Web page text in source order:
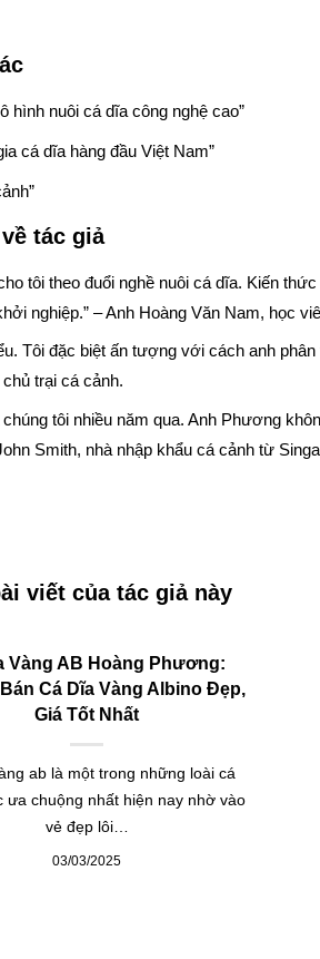
hình nuôi cá dĩa công nghệ cao”
cá dĩa hàng đầu Việt Nam”
tác giả
tôi theo đuổi nghề nuôi cá dĩa. Kiến
nghiệp.” – Anh Hoàng Văn Nam, học
Tôi đặc biệt ấn tượng với cách anh
trại cá cảnh.
tôi nhiều năm qua. Anh Phương
Smith, nhà nhập khẩu cá cảnh từ
viết của tác giả này
Vàng AB Hoàng Phương:
Cá Dĩa Vàng Albino Đẹp,
Giá Tốt Nhất
ab là một trong những loài cá
ưa chuộng nhất hiện nay nhờ vào
vẻ đẹp lôi…
03/03/2025